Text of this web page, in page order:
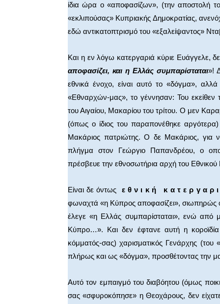
ίδια ώρα ο «αποφασίζων», (την αποστολή
«εκλιπούσας» Κυπριακής Δημοκρατίας,
εδώ αντικατοπτρισμό του «εξαλείψαντος»
Και η εν λόγω κατεργαριά κύριε Ευάγγελε,
αποφασίζει, και η Ελλάς συμπαρίσταται»!
εθνικά ένοχο, είναι αυτό το «δόγμα»,
«Εθναρχών-μας», το γέννησαν: Του εκείθεν
του Αιγαίου, Μακαρίου του τρίτου. Ο μεν
(όπως ο ίδιος του παραπονέθηκε
Μακάριος πατριώτης. Ο δε Μακάριος, για
πλήγμα στον Γεώργιο Παπανδρέου, ο
πρέσβευε την εθνοσωτήρια αρχή του Εθνικού
Είναι δε όντως ε θ ν ι κ ή κ α τ ε ρ γ α ρ
φωναχτά «η Κύπρος αποφασίζει»,
έλεγε «η Ελλάς συμπαρίσταται», ενώ από
Κύπρο…». Και δεν έφτανε αυτή η
κόμματός-σας) χαρισματικός Γενάρχης (του
πλήρως και ως «δόγμα», προσθέτοντας την
Αυτό τον εμπαιγμό του διαβόητου (όμως
σας «σφυροκόπησε» η Θεοχάρους, δεν